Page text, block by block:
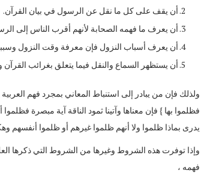
أن يقف على كل ما نقل عن الرسول في بيان القرآن.
أن يعرف ما فهمه الصحابة لأنهم أقرب الناس إلى
أن يعرف أسباب النزول فإن معرفة وقت النزول
أن يستظهر السماع والنقل فيما يتعلق بغرائب القرآن
ولذلك فإن من يبادر إلى استنباط المعاني بمجرد فهم
فظلموا بها } فإن معناها وآتينا ثمود الناقة آية مبصرة
يدرى بماذا ظلموا ولا أنهم ظلموا غيرهم أو ظلموا أنفسهم
وإذا توفرت هذه الشروط وغيرها من الشروط التي ذكرها
فهمه ،